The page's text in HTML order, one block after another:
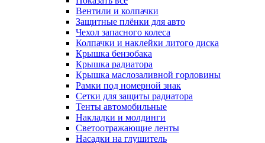
Вентили и колпачки
Защитные плёнки для авто
Чехол запасного колеса
Колпачки и наклейки литого диска
Крышка бензобака
Крышка радиатора
Крышка маслозаливной горловины
Рамки под номерной знак
Сетки для защиты радиатора
Тенты автомобильные
Накладки и молдинги
Светоотражающие ленты
Насадки на глушитель